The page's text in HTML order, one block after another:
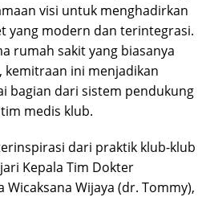
visi untuk menghadirkan
yang modern dan terintegrasi.
rumah sakit yang biasanya
ini menjadikan
bagian dari sistem pendukung
medis klub.
dari praktik klub-klub
Kepala Tim Dokter
Wicaksana Wijaya (dr. Tommy),